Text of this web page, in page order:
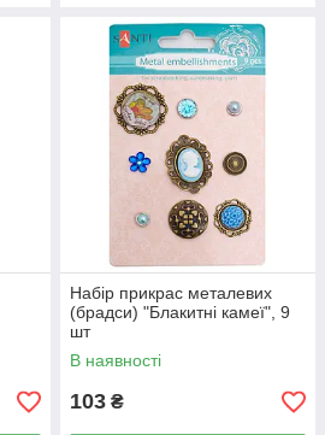
Набір прикрас металевих
(брадси) "Блакитні камеї", 9
шт
В наявності
103 ₴